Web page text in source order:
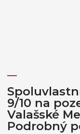
9/10 na
Valašské
Podrobný